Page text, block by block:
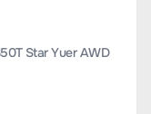
Star Yuer AWD